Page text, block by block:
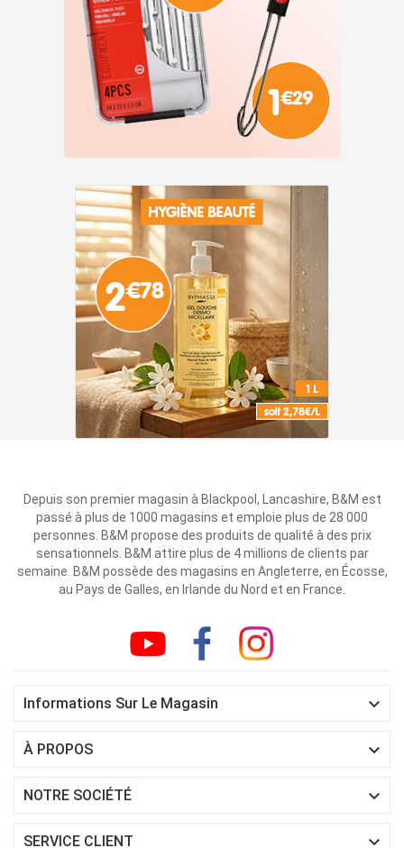
Depuis son premier magasin à Blackpool, Lancashire, B&M est
passé à plus de 1000 magasins et emploie plus de 28 000
personnes. B&M propose des produits de qualité à des prix
sensationnels. B&M attire plus de 4 millions de clients par
semaine. B&M possède des magasins en Angleterre, en Écosse,
au Pays de Galles, en Irlande du Nord et en France.
Informations Sur Le Magasin 
À PROPOS 
NOTRE SOCIÉTÉ 
SERVICE CLIENT 